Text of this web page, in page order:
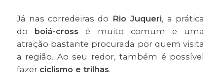
Já nas corredeiras do Rio Juqueri, a prática
do boiá-cross é muito comum e uma
atração bastante procurada por quem visita
a região. Ao seu redor, também é possível
fazer ciclismo e trilhas.